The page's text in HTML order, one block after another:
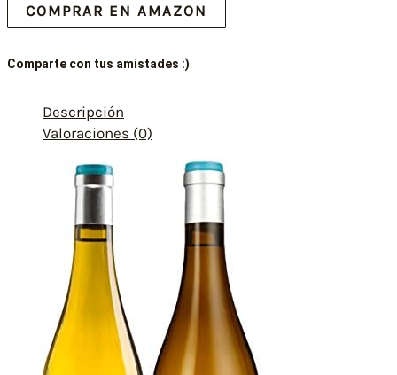
COMPRAR EN AMAZON
Comparte con tus amistades :)
Descripción
Valoraciones (0)